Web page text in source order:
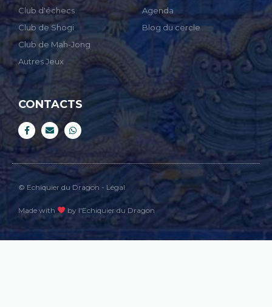
Club d'échecs
Club de Shogi
Club de Mah-Jong
Autres Jeux
Agenda
Blog du cercle
CONTACTS
© Echiquier du Dragon - Légal
Made with by l'Echiquier du Dragon​​